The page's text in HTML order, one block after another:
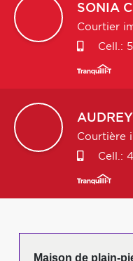
SONIA
Courtier
Cell.:
AUDREY
Courtière
Cell.:
Maison de plain-